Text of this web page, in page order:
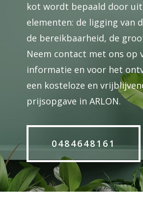
kot wordt bepaald door
elementen: de ligging van
de bereikbaarheid, de
Neem contact met ons op
informatie en voor het
een kosteloze en
prijsopgave in ARLON.
0484648161